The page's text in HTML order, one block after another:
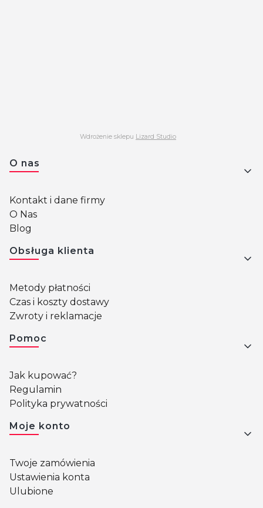
Wdrożenie sklepu Lizard Studio
Linki w stopce
O nas
Kontakt i dane firmy
O Nas
Blog
Obsługa klienta
Metody płatności
Czas i koszty dostawy
Zwroty i reklamacje
Pomoc
Jak kupować?
Regulamin
Polityka prywatności
Moje konto
Twoje zamówienia
Ustawienia konta
Ulubione